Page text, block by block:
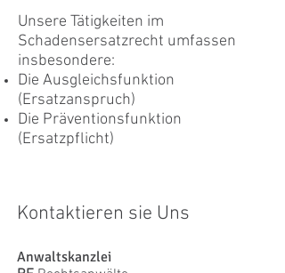
Unsere Tätigkeiten im
Schadensersatzrecht umfassen
insbesondere:
Die Ausgleichsfunktion
(Ersatzanspruch)
Die Präventionsfunktion
(Ersatzpflicht)
Kontaktieren sie Uns
Anwaltskanzlei